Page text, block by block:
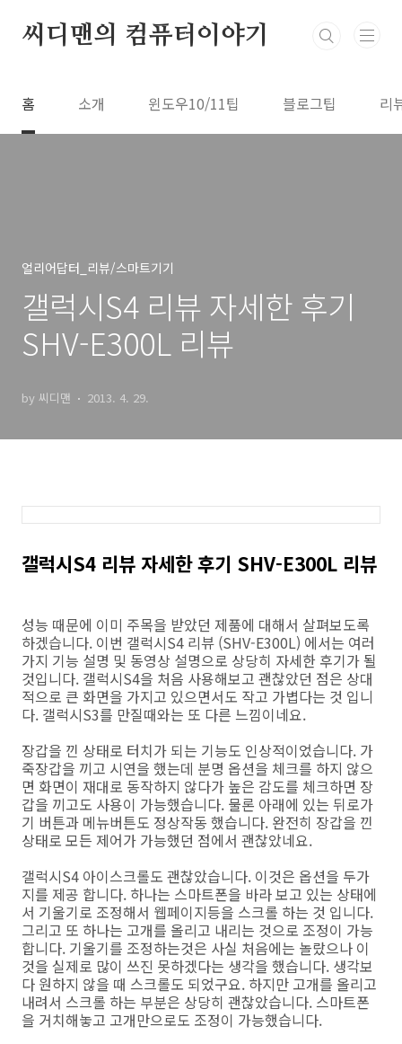
씨디맨의 컴퓨터이야기
홈 소개 윈도우10/11팁 블로그팁 리
얼리어답터_리뷰/스마트기기
갤럭시S4 리뷰 자세한 후기
SHV-E300L 리뷰
by 씨디맨 2013. 4. 29.
갤럭시S4 리뷰 자세한 후기 SHV-E300L 리뷰
성능 때문에 이미 주목을 받았던 제품에 대해서 살펴보도록
하겠습니다. 이번 갤럭시S4 리뷰 (SHV-E300L) 에서는 여러
가지 기능 설명 및 동영상 설명으로 상당히 자세한 후기가 될
것입니다. 갤럭시S4을 처음 사용해보고 괜찮았던 점은 상대
적으로 큰 화면을 가지고 있으면서도 작고 가볍다는 것 입니
다. 갤럭시S3를 만질때와는 또 다른 느낌이네요.
장갑을 낀 상태로 터치가 되는 기능도 인상적이었습니다. 가
죽장갑을 끼고 시연을 했는데 분명 옵션을 체크를 하지 않으
면 화면이 재대로 동작하지 않다가 높은 감도를 체크하면 장
갑을 끼고도 사용이 가능했습니다. 물론 아래에 있는 뒤로가
기 버튼과 메뉴버튼도 정상작동 했습니다. 완전히 장갑을 낀
상태로 모든 제어가 가능했던 점에서 괜찮았네요.
갤럭시S4 아이스크롤도 괜찮았습니다. 이것은 옵션을 두가
지를 제공 합니다. 하나는 스마트폰을 바라 보고 있는 상태에
서 기울기로 조정해서 웹페이지등을 스크롤 하는 것 입니다.
그리고 또 하나는 고개를 올리고 내리는 것으로 조정이 가능
합니다. 기울기를 조정하는것은 사실 처음에는 놀랐으나 이
것을 실제로 많이 쓰진 못하겠다는 생각을 했습니다. 생각보
다 원하지 않을 때 스크롤도 되었구요. 하지만 고개를 올리고
내려서 스크롤 하는 부분은 상당히 괜찮았습니다. 스마트폰
을 거치해놓고 고개만으로도 조정이 가능했습니다.